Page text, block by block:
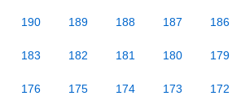
190 189 188 187 186
183 182 181 180 179
176 175 174 173 172